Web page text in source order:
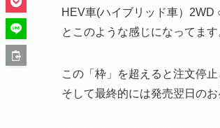
HEV車(ハイブリッド車）2WD
とこのような感じになってます
この「枠」を超えると注文停
そして最終的には発売翌日の